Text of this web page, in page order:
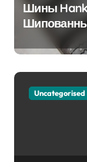
Шины
Партнёр
Uncategorised